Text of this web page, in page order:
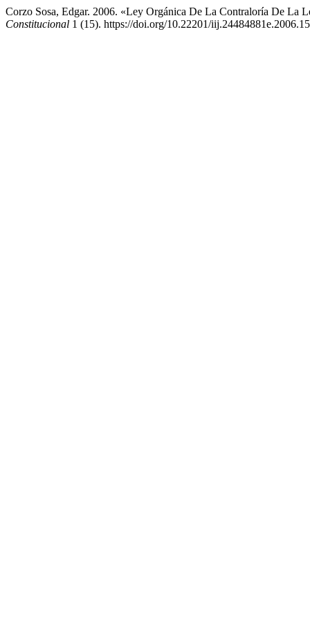
Corzo Sosa, Edgar. 2006. «Ley Orgánica De La Contraloría De La
Constitucional 1 (15). https://doi.org/10.22201/